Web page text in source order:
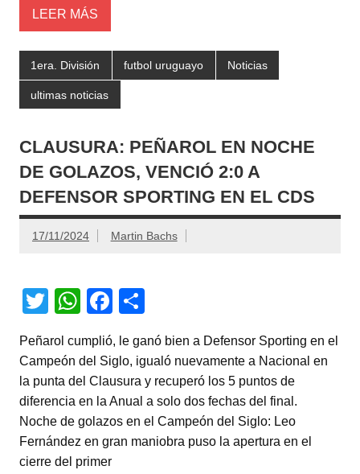
LEER MÁS
1era. División futbol uruguayo Noticias
ultimas noticias
CLAUSURA: PEÑAROL EN NOCHE
DE GOLAZOS, VENCIÓ 2:0 A
DEFENSOR SPORTING EN EL CDS
17/11/2024 Martin Bachs
T
tt
er
W
at
s
A
p
p
F
c
e
b
o
o
o
m
p
ar
tir
Peñarol cumplió, le ganó bien a Defensor Sporting en el
Campeón del Siglo, igualó nuevamente a Nacional en
la punta del Clausura y recuperó los 5 puntos de
diferencia en la Anual a solo dos fechas del final.
Noche de golazos en el Campeón del Siglo: Leo
Fernández en gran maniobra puso la apertura en el
cierre del primer